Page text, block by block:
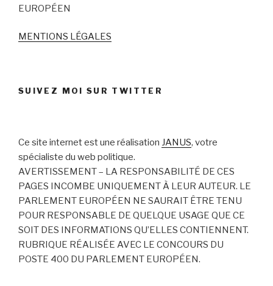
EUROPÉEN
MENTIONS LÉGALES
SUIVEZ MOI SUR TWITTER
Ce site internet est une réalisation JANUS, votre
spécialiste du web politique.
AVERTISSEMENT – LA RESPONSABILITÉ DE CES
PAGES INCOMBE UNIQUEMENT À LEUR AUTEUR. LE
PARLEMENT EUROPÉEN NE SAURAIT ÊTRE TENU
POUR RESPONSABLE DE QUELQUE USAGE QUE CE
SOIT DES INFORMATIONS QU’ELLES CONTIENNENT.
RUBRIQUE RÉALISÉE AVEC LE CONCOURS DU
POSTE 400 DU PARLEMENT EUROPÉEN.